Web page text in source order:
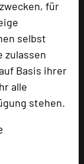
für
selbst
zulassen
Basis ihrer
alle
stehen.